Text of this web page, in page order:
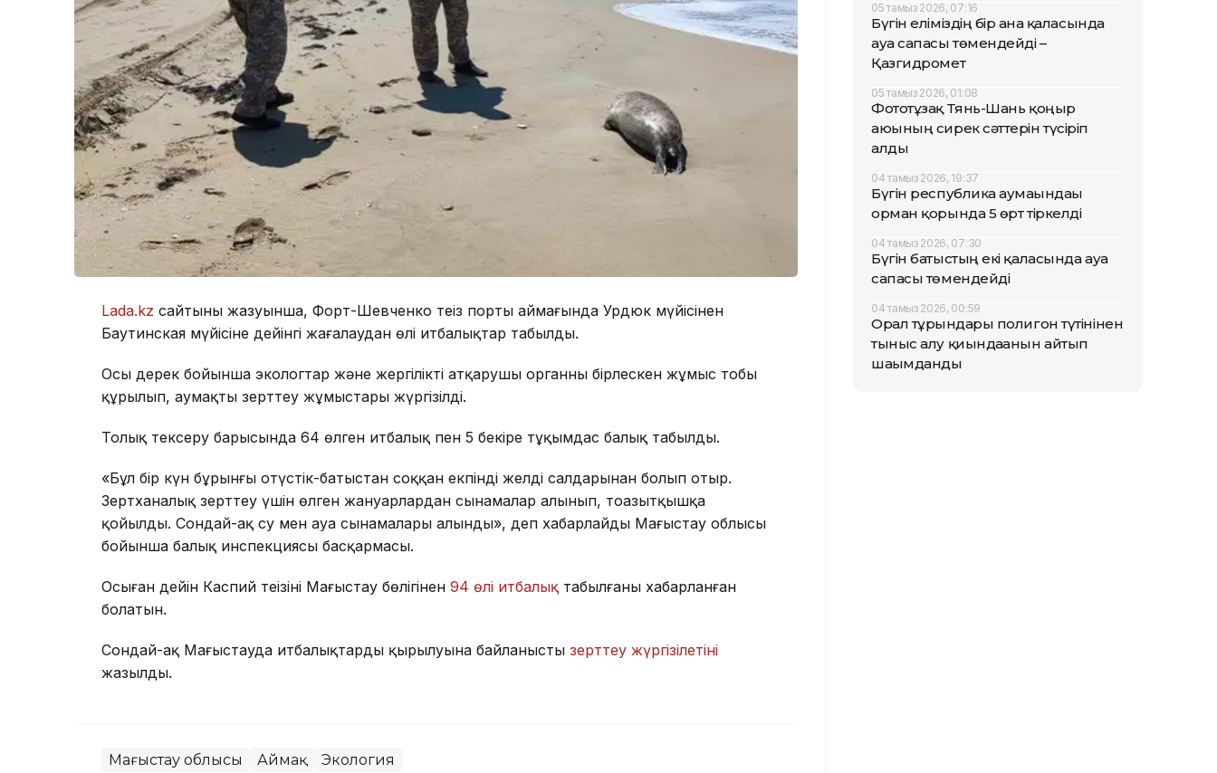
Lada.kz сайтының жазуынша, Форт-Шевченко теңіз порты аймағында Урдюк мүйісінен
Баутинская мүйісіне дейінгі жағалаудан өлі итбалықтар табылды.
Осы дерек бойынша экологтар және жергілікті атқарушы органның бірлескен жұмыс тобы
құрылып, аумақты зерттеу жұмыстары жүргізілді.
Толық тексеру барысында 64 өлген итбалық пен 5 бекіре тұқымдас балық табылды.
«Бұл бір күн бұрынғы оңтүстік-батыстан соққан екпінді желдің салдарынан болып отыр.
Зертханалық зерттеу үшін өлген жануарлардан сынамалар алынып, тоңазытқышқа
қойылды. Сондай-ақ су мен ауа сынамалары алынды», деп хабарлайды Маңғыстау облысы
бойынша балық инспекциясы басқармасы.
Осыған дейін Каспий теңізінің Маңғыстау бөлігінен 94 өлі итбалық табылғаны хабарланған
болатын.
Сондай-ақ Маңғыстауда итбалықтардың қырылуына байланысты зерттеу жүргізілетіні
жазылды.
Маңғыстау облысы Аймақ Экология
05 тамыз 2026, 07:16
Бүгін еліміздің бір ғана қаласында
ауа сапасы төмендейді –
Қазгидромет
05 тамыз 2026, 01:08
Фототұзақ Тянь-Шань қоңыр
аюының сирек сәттерін түсіріп
алды
04 тамыз 2026, 19:37
Бүгін республика аумағындағы
орман қорында 5 өрт тіркелді
04 тамыз 2026, 07:30
Бүгін батыстың екі қаласында ауа
сапасы төмендейді
04 тамыз 2026, 00:59
Орал тұрғындары полигон түтінінен
тыныс алу қиындағанын айтып
шағымданды